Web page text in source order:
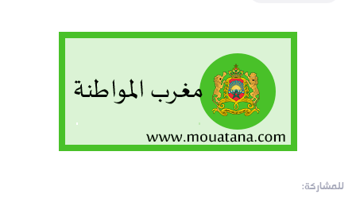
للمشاركة: